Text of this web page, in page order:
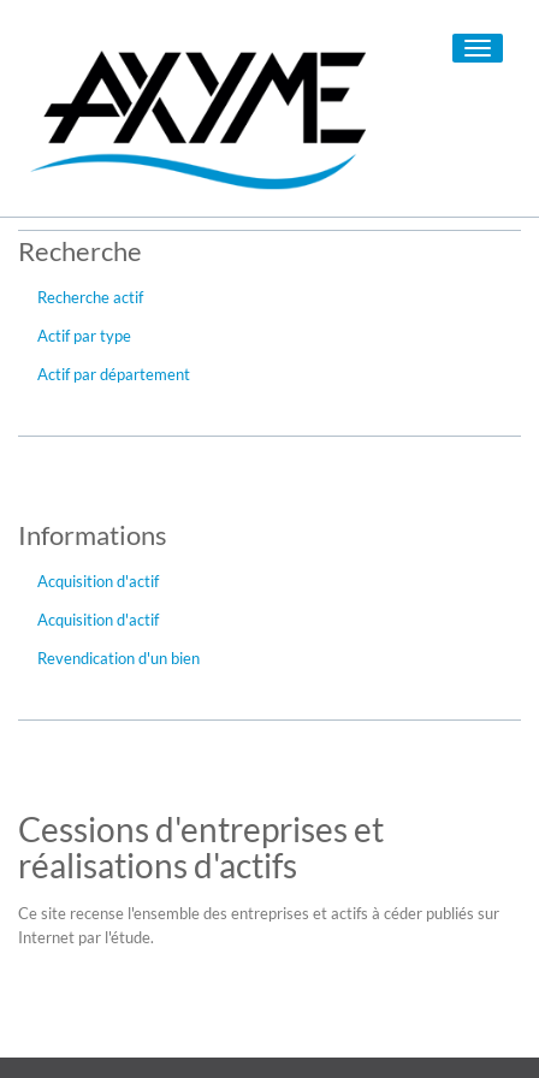
Toggle
Recherche
Recherche actif
Actif par type
Actif par département
Informations
Acquisition d'actif
Acquisition d'actif
Revendication d'un bien
Cessions d'entreprises et
réalisations d'actifs
Ce site recense l'ensemble des entreprises et actifs à céder publiés sur
Internet par l'étude.